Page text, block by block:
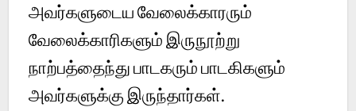
அவர்களுடைய வேலைக்காரரும்
வேலைக்காரிகளும் இருநூற்று
நாற்பத்தைந்து பாடகரும் பாடகிகளும்
அவர்களுக்கு இருந்தார்கள்.